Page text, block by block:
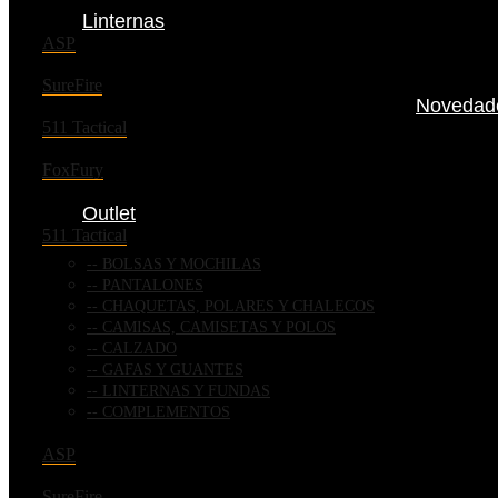
Linternas
ASP
SureFire
511 Tactical
FoxFury
Outlet
511 Tactical
BOLSAS Y MOCHILAS
PANTALONES
CHAQUETAS, POLARES Y CHALECOS
CAMISAS, CAMISETAS Y POLOS
CALZADO
GAFAS Y GUANTES
LINTERNAS Y FUNDAS
COMPLEMENTOS
ASP